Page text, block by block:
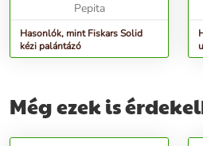
Pepita
Hasonlók, mint Fiskars Solid
kézi palántázó
Még ezek is